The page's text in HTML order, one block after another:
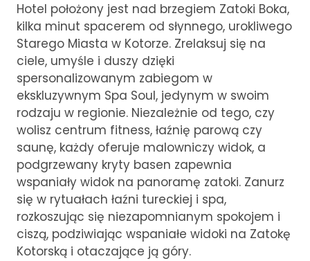
Hotel położony jest nad brzegiem Zatoki Boka,
kilka minut spacerem od słynnego, urokliwego
Starego Miasta w Kotorze. Zrelaksuj się na
ciele, umyśle i duszy dzięki
spersonalizowanym zabiegom w
ekskluzywnym Spa Soul, jedynym w swoim
rodzaju w regionie. Niezależnie od tego, czy
wolisz centrum fitness, łaźnię parową czy
saunę, każdy oferuje malowniczy widok, a
podgrzewany kryty basen zapewnia
wspaniały widok na panoramę zatoki. Zanurz
się w rytuałach łaźni tureckiej i spa,
rozkoszując się niezapomnianym spokojem i
ciszą, podziwiając wspaniałe widoki na Zatokę
Kotorską i otaczające ją góry.